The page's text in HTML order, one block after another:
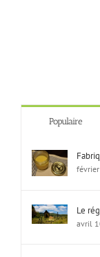
Populaire
Le
avril